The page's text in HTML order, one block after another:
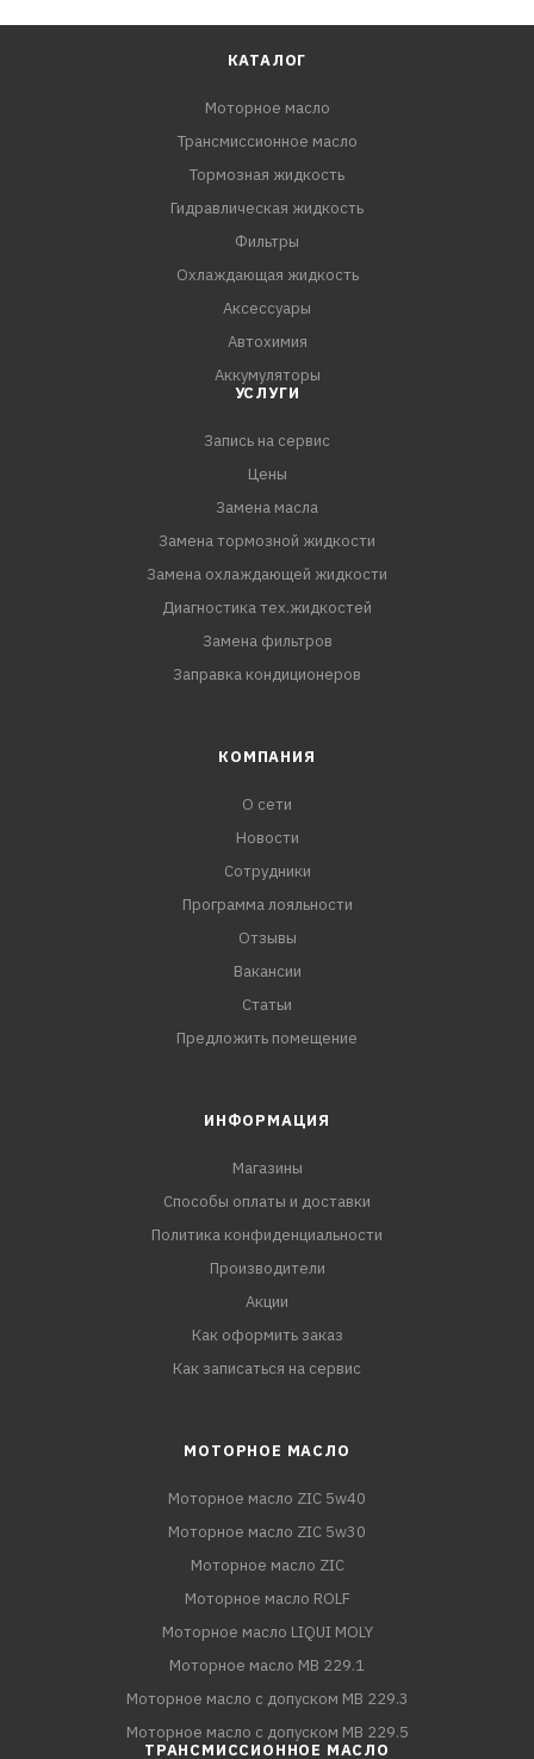
КАТАЛОГ
Моторное масло
Трансмиссионное масло
Тормозная жидкость
Гидравлическая жидкость
Фильтры
Охлаждающая жидкость
Аксессуары
Автохимия
Аккумуляторы
УСЛУГИ
Запись на сервис
Цены
Замена масла
Замена тормозной жидкости
Замена охлаждающей жидкости
Диагностика тех.жидкостей
Замена фильтров
Заправка кондиционеров
КОМПАНИЯ
О сети
Новости
Сотрудники
Программа лояльности
Отзывы
Вакансии
Статьи
Предложить помещение
ИНФОРМАЦИЯ
Магазины
Способы оплаты и доставки
Политика конфиденциальности
Производители
Акции
Как оформить заказ
Как записаться на сервис
МОТОРНОЕ МАСЛО
Моторное масло ZIC 5w40
Моторное масло ZIC 5w30
Моторное масло ZIC
Моторное масло ROLF
Моторное масло LIQUI MOLY
Моторное масло MB 229.1
Моторное масло с допуском MB 229.3
Моторное масло с допуском MB 229.5
ТРАНСМИССИОННОЕ МАСЛО